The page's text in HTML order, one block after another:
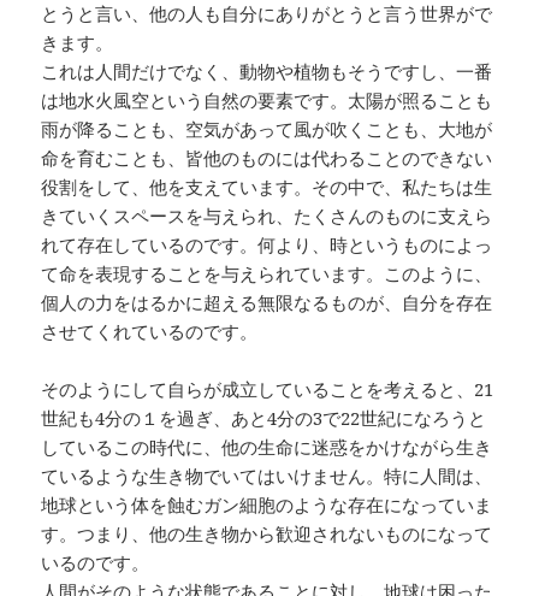
とうと言い、他の人も自分にありがとうと言う世界がで
きます。
これは人間だけでなく、動物や植物もそうですし、一番
は地水火風空という自然の要素です。太陽が照ることも
雨が降ることも、空気があって風が吹くことも、大地が
命を育むことも、皆他のものには代わることのできない
役割をして、他を支えています。その中で、私たちは生
きていくスペースを与えられ、たくさんのものに支えら
れて存在しているのです。何より、時というものによっ
て命を表現することを与えられています。このように、
個人の力をはるかに超える無限なるものが、自分を存在
させてくれているのです。
そのようにして自らが成立していることを考えると、21
世紀も4分の１を過ぎ、あと4分の3で22世紀になろうと
しているこの時代に、他の生命に迷惑をかけながら生き
ているような生き物でいてはいけません。特に人間は、
地球という体を蝕むガン細胞のような存在になっていま
す。つまり、他の生き物から歓迎されないものになって
いるのです。